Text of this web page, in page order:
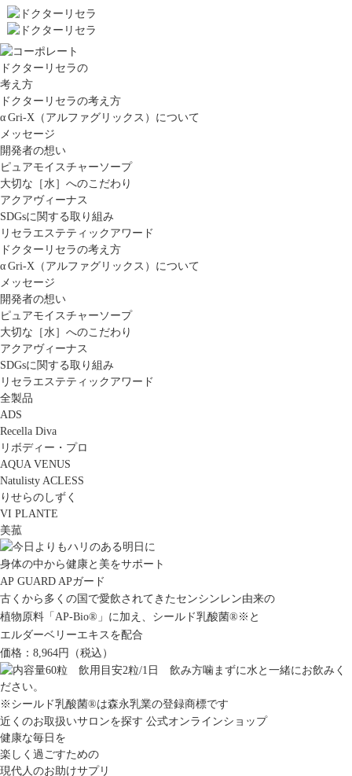
ドクターリセラの
考え方
ドクターリセラの考え方
α Gri-X（アルファグリックス）について
メッセージ
開発者の想い
ピュアモイスチャーソープ
大切な［水］へのこだわり
アクアヴィーナス
SDGsに関する取り組み
リセラエステティックアワード
ドクターリセラの考え方
α Gri-X（アルファグリックス）について
メッセージ
開発者の想い
ピュアモイスチャーソープ
大切な［水］へのこだわり
アクアヴィーナス
SDGsに関する取り組み
リセラエステティックアワード
全製品
ADS
Recella Diva
リボディー・プロ
AQUA VENUS
Natulisty ACLESS
りせらのしずく
VI PLANTE
美菰
身体の中から健康と美をサポート
AP GUARD APガード
古くから多くの国で愛飲されてきたセンシンレン由来の
植物原料「AP-Bio® 」に加え、シールド乳酸菌® ※ と
エルダーベリーエキスを配合
価格：8,964円（税込）
※シールド乳酸菌®は森永乳業の登録商標です
近くのお取扱いサロンを探す 公式オンラインショップ
健康な毎日を
楽しく過ごすための
現代人のお助けサプリ